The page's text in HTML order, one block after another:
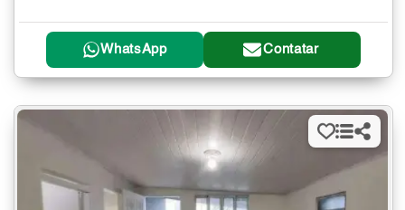
WhatsApp Contatar